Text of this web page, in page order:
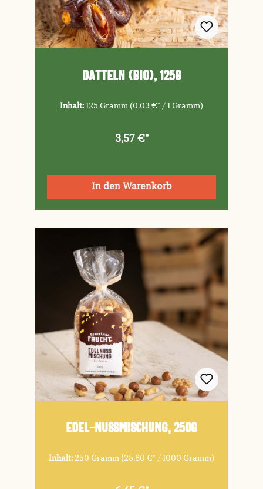
Datteln (Bio), 125g
Inhalt: 125 Gramm (0,03 €* / 1 Gramm)
3,57 €*
In den Warenkorb
Edel-Nussmischung, 250g
Inhalt: 250 Gramm (25,80 €* / 1000 Gramm)